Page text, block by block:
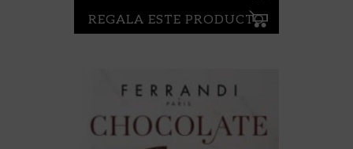
REGALA ESTE PRODUCTO